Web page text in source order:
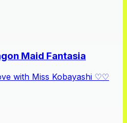
Maid Fantasia
with Miss Kobayashi ♡♡